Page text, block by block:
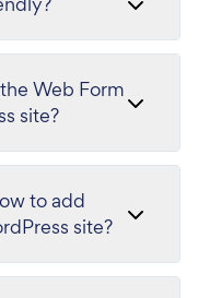
Web Form
site?
to add
site?